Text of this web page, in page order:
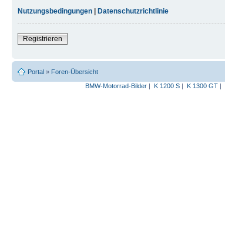
Nutzungsbedingungen
Datenschutzrichtlinie
Registrieren
Portal » Foren-Übersicht
BMW-Motorrad-Bilder| K 1200 S| K 1300 GT|